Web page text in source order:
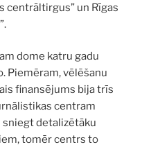
centrāltirgus” un Rīgas
dome katru gadu
Piemēram, vēlēšanu
finansējums bija trīs
centram
sniegt detalizētāku
tomēr centrs to